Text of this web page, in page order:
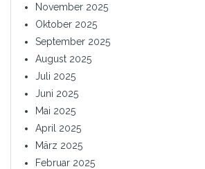
November 2025
Oktober 2025
September 2025
August 2025
Juli 2025
Juni 2025
Mai 2025
April 2025
März 2025
Februar 2025